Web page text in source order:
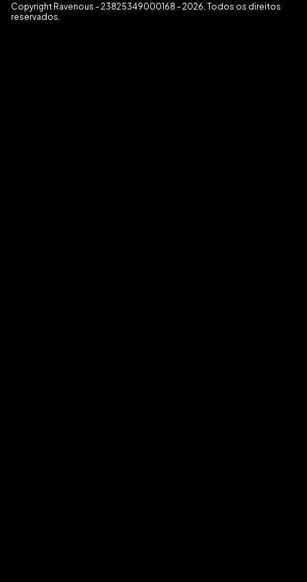
Copyright Ravenous - 23825349000168 - 2026. Todos os direitos
reservados.